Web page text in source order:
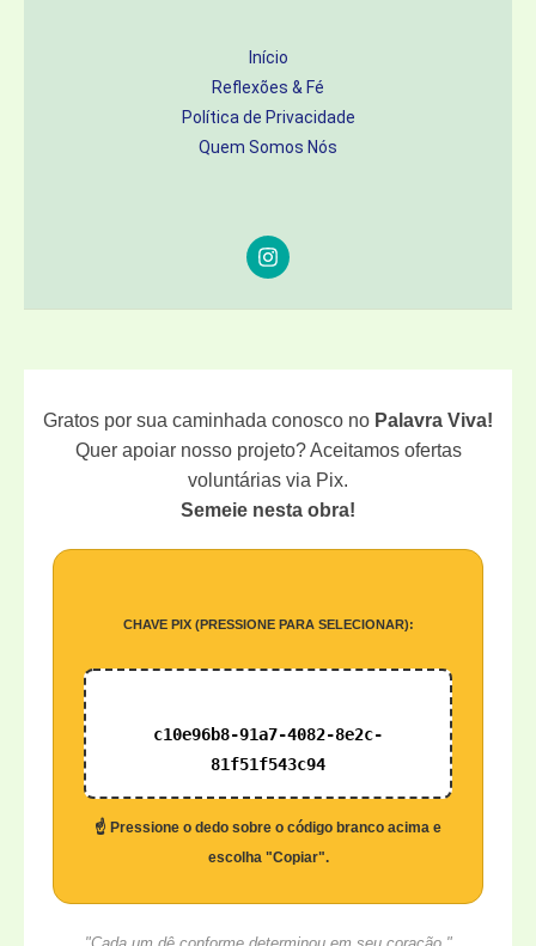
Início
Reflexões & Fé
Política de Privacidade
Quem Somos Nós
Gratos por sua caminhada conosco no Palavra Viva!
Quer apoiar nosso projeto? Aceitamos ofertas
voluntárias via Pix.
Semeie nesta obra!
CHAVE PIX (PRESSIONE PARA SELECIONAR):
c10e96b8-91a7-4082-8e2c-
81f51f543c94
☝️ Pressione o dedo sobre o código branco acima e
escolha "Copiar".